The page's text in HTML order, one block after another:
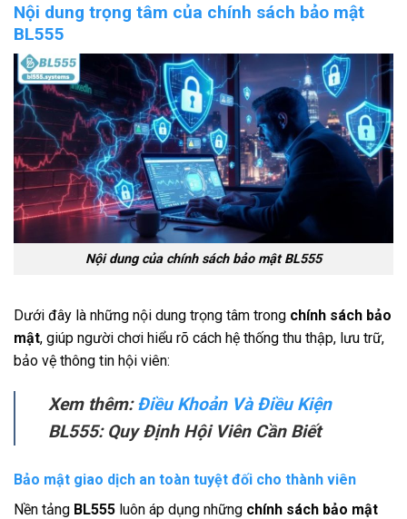
Nội dung trọng tâm của chính sách bảo mật
BL555
Nội dung của chính sách bảo mật BL555
Dưới đây là những nội dung trọng tâm trong chính sách bảo
mật, giúp người chơi hiểu rõ cách hệ thống thu thập, lưu trữ,
bảo vệ thông tin hội viên:
Xem thêm:Điều Khoản Và Điều Kiện
BL555: Quy Định Hội Viên Cần Biết
Bảo mật giao dịch an toàn tuyệt đối cho thành viên
Nền tảng BL555 luôn áp dụng những chính sách bảo mật